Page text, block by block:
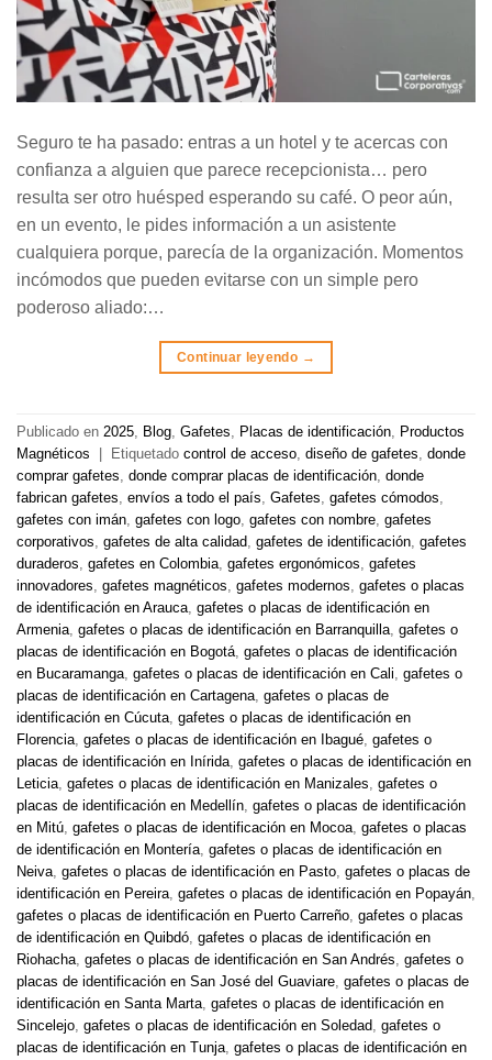
Seguro te ha pasado: entras a un hotel y te acercas con
confianza a alguien que parece recepcionista… pero
resulta ser otro huésped esperando su café. O peor aún,
en un evento, le pides información a un asistente
cualquiera porque, parecía de la organización. Momentos
incómodos que pueden evitarse con un simple pero
poderoso aliado:…
Continuar leyendo →
Publicado en 2025, Blog, Gafetes, Placas de identificación, Productos
Magnéticos
Etiquetado control de acceso, diseño de gafetes, donde
comprar gafetes, donde comprar placas de identificación, donde
fabrican gafetes, envíos a todo el país, Gafetes, gafetes cómodos,
gafetes con imán, gafetes con logo, gafetes con nombre, gafetes
corporativos, gafetes de alta calidad, gafetes de identificación, gafetes
duraderos, gafetes en Colombia, gafetes ergonómicos, gafetes
innovadores, gafetes magnéticos, gafetes modernos, gafetes o placas
de identificación en Arauca, gafetes o placas de identificación en
Armenia, gafetes o placas de identificación en Barranquilla, gafetes o
placas de identificación en Bogotá, gafetes o placas de identificación
en Bucaramanga, gafetes o placas de identificación en Cali, gafetes o
placas de identificación en Cartagena, gafetes o placas de
identificación en Cúcuta, gafetes o placas de identificación en
Florencia, gafetes o placas de identificación en Ibagué, gafetes o
placas de identificación en Inírida, gafetes o placas de identificación en
Leticia, gafetes o placas de identificación en Manizales, gafetes o
placas de identificación en Medellín, gafetes o placas de identificación
en Mitú, gafetes o placas de identificación en Mocoa, gafetes o placas
de identificación en Montería, gafetes o placas de identificación en
Neiva, gafetes o placas de identificación en Pasto, gafetes o placas de
identificación en Pereira, gafetes o placas de identificación en Popayán,
gafetes o placas de identificación en Puerto Carreño, gafetes o placas
de identificación en Quibdó, gafetes o placas de identificación en
Riohacha, gafetes o placas de identificación en San Andrés, gafetes o
placas de identificación en San José del Guaviare, gafetes o placas de
identificación en Santa Marta, gafetes o placas de identificación en
Sincelejo, gafetes o placas de identificación en Soledad, gafetes o
placas de identificación en Tunja, gafetes o placas de identificación en